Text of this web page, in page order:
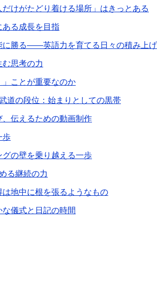
だけがたどり着ける場所」はきっとある
ある成長を目指
に勝る――英語力を育てる日々の積み上げ
思考の力
」ことが重要なのか
道の段位：始まりとしての黒帯
、伝えるための動画制作
歩
グの壁を乗り越える一歩
る継続の力
は地中に根を張るようなもの
儀式と日記の時間